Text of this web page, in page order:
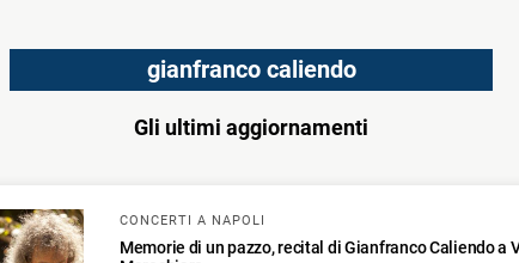
gianfranco caliendo
Gli ultimi aggiornamenti
CONCERTI A NAPOLI
Memorie di un pazzo, recital di Gianfranco Caliendo a